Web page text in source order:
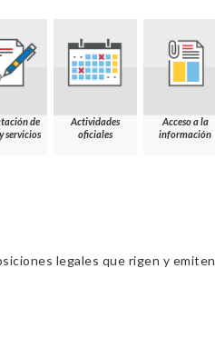
de
servicios
Actividades
oficiales
Acceso a la
información
legales que rigen y